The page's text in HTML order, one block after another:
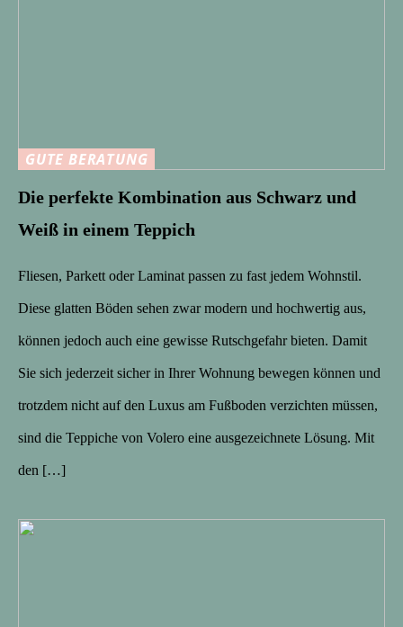
GUTE BERATUNG
Die perfekte Kombination aus Schwarz und
Weiß in einem Teppich
Fliesen, Parkett oder Laminat passen zu fast jedem Wohnstil.
Diese glatten Böden sehen zwar modern und hochwertig aus,
können jedoch auch eine gewisse Rutschgefahr bieten. Damit
Sie sich jederzeit sicher in Ihrer Wohnung bewegen können und
trotzdem nicht auf den Luxus am Fußboden verzichten müssen,
sind die Teppiche von Volero eine ausgezeichnete Lösung. Mit
den […]